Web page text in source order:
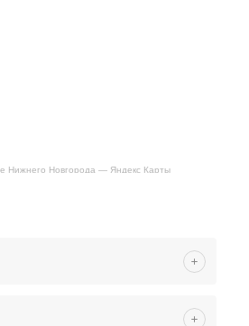
Нижнего Новгорода — Яндекс Карты